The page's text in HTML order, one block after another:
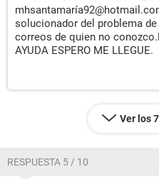
solucionador del problema
correos de quien no
AYUDA ESPERO ME LLEGUE.
Ver los
RESPUESTA 5 / 10